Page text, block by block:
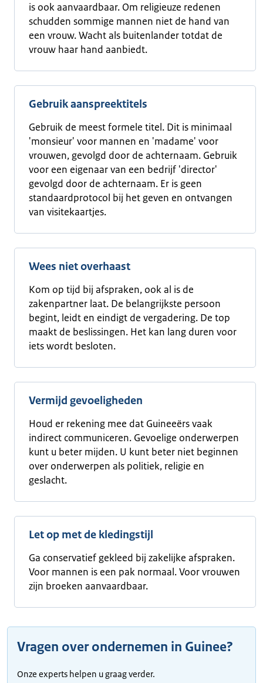
is ook aanvaardbaar. Om religieuze redenen
schudden sommige mannen niet de hand van
een vrouw. Wacht als buitenlander totdat de
vrouw haar hand aanbiedt.
Gebruik aanspreektitels
Gebruik de meest formele titel. Dit is minimaal
'monsieur' voor mannen en 'madame' voor
vrouwen, gevolgd door de achternaam. Gebruik
voor een eigenaar van een bedrijf 'director'
gevolgd door de achternaam. Er is geen
standaardprotocol bij het geven en ontvangen
van visitekaartjes.
Wees niet overhaast
Kom op tijd bij afspraken, ook al is de
zakenpartner laat. De belangrijkste persoon
begint, leidt en eindigt de vergadering. De top
maakt de beslissingen. Het kan lang duren voor
iets wordt besloten.
Vermijd gevoeligheden
Houd er rekening mee dat Guineeërs vaak
indirect communiceren. Gevoelige onderwerpen
kunt u beter mijden. U kunt beter niet beginnen
over onderwerpen als politiek, religie en
geslacht.
Let op met de kledingstijl
Ga conservatief gekleed bij zakelijke afspraken.
Voor mannen is een pak normaal. Voor vrouwen
zijn broeken aanvaardbaar.
Vragen over ondernemen in Guinee?
Onze experts helpen u graag verder.